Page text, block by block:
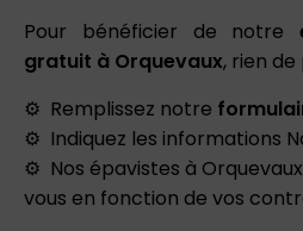
Pour bénéficier de notre
gratuit à Orquevaux, rien de
Remplissez notre
Indiquez les informations
Nos épavistes à
vous en fonction de vos